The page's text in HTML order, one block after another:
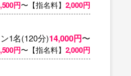
円〜【指名料】 2,000円
1名(120分)14,000円〜
円〜【指名料】 2,000円